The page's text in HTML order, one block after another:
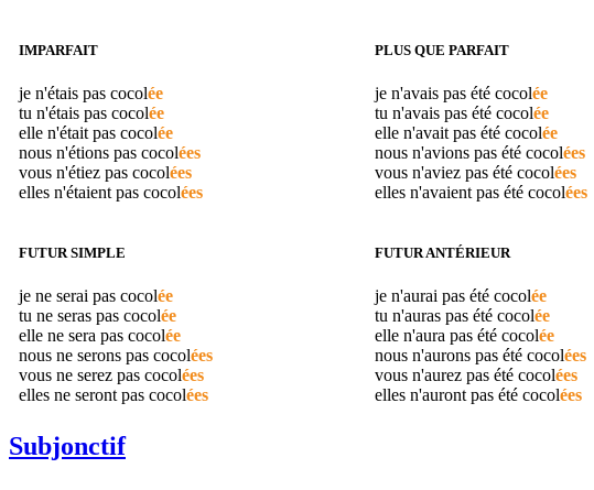
IMPARFAIT
je n'étais pas cocolée
tu n'étais pas cocolée
elle n'était pas cocolée
nous n'étions pas cocolées
vous n'étiez pas cocolées
elles n'étaient pas cocolées
PLUS QUE PARFAIT
je n'avais pas été cocolée
tu n'avais pas été cocolée
elle n'avait pas été cocolée
nous n'avions pas été cocolées
vous n'aviez pas été cocolées
elles n'avaient pas été cocolées
FUTUR SIMPLE
je ne serai pas cocolée
tu ne seras pas cocolée
elle ne sera pas cocolée
nous ne serons pas cocolées
vous ne serez pas cocolées
elles ne seront pas cocolées
FUTUR ANTÉRIEUR
je n'aurai pas été cocolée
tu n'auras pas été cocolée
elle n'aura pas été cocolée
nous n'aurons pas été cocolées
vous n'aurez pas été cocolées
elles n'auront pas été cocolées
Subjonctif